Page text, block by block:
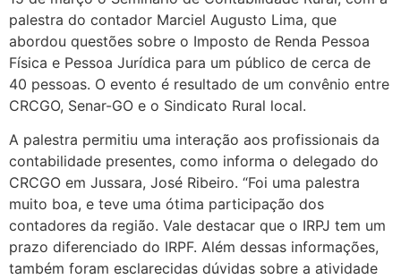
palestra do contador Marciel Augusto Lima, que
abordou questões sobre o Imposto de Renda Pessoa
Física e Pessoa Jurídica para um público de cerca de
40 pessoas. O evento é resultado de um convênio entre
CRCGO, Senar-GO e o Sindicato Rural local.
A palestra permitiu uma interação aos profissionais da
contabilidade presentes, como informa o delegado do
CRCGO em Jussara, José Ribeiro. “Foi uma palestra
muito boa, e teve uma ótima participação dos
contadores da região. Vale destacar que o IRPJ tem um
prazo diferenciado do IRPF. Além dessas informações,
também foram esclarecidas dúvidas sobre a atividade